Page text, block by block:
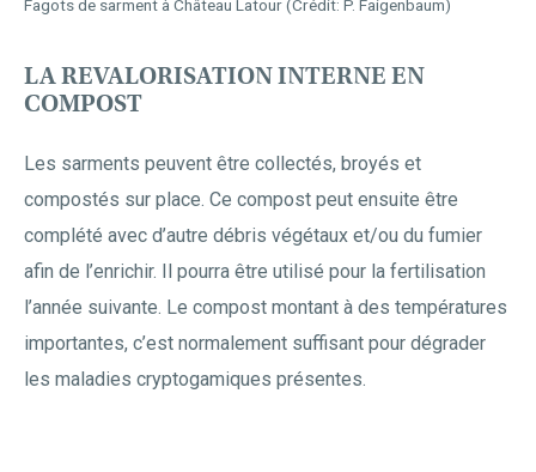
LA REVALORISATION INTERNE EN
COMPOST
Les sarments peuvent être collectés, broyés et
compostés sur place. Ce compost peut ensuite être
complété avec d’autre débris végétaux et/ou du fumier
afin de l’enrichir. Il pourra être utilisé pour la fertilisation
l’année suivante. Le compost montant à des températures
importantes, c’est normalement suffisant pour dégrader
les maladies cryptogamiques présentes.
Fagots de sarment à Château Latour (Crédit: P. Faigenbaum)